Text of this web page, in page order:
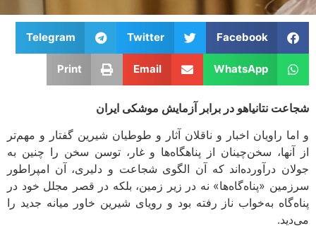
Facebook
Twitter
Telegram
WhatsApp
Email
Print
شجاعت نتانیاهو در برابر آزمایش موشکی ایران
و اما راویان اخبار و ناقلان آثار و طوطیان شیرین گفتار و مهم‌تر
از آنها، سخن‌چینان از پناهگاه‌ها و غار، توسن سخن را چنین به
جولان درآورده‌اند که آن الگوی شجاعت و دلیری، آن امپراطور
سرزمین «پناه‌گاه‌ها» نه در زیر زمین، بلکه در قصر مجلل خود در
پناه‌گاه به‌خواب ناز رفته بود و رویای شیرین خاور میانه جدید را
می‌دید.